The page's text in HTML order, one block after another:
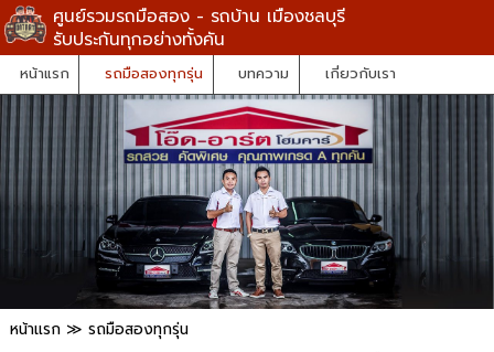
ศูนย์รวมรถมือสอง - รถบ้าน เมืองชลบุรี
รับประกันทุกอย่างทั้งคัน
หน้าแรก รถมือสองทุกรุ่น บทความ เกี่ยวกับเรา
หน้าแรก ≫ รถมือสองทุกรุ่น